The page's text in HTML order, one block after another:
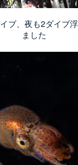
ブ、夜も2ダイブ
ました